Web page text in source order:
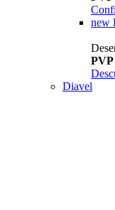
new
PVP
Diavel